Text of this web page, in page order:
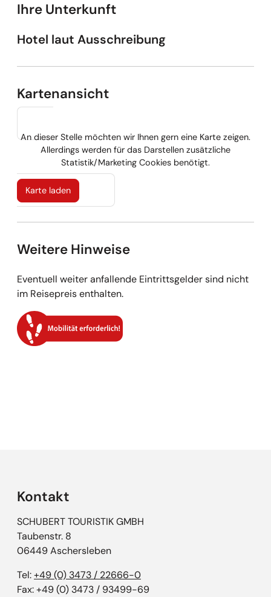
Ihre Unterkunft
Hotel laut Ausschreibung
Kartenansicht
An dieser Stelle möchten wir Ihnen gern eine Karte zeigen.
Allerdings werden für das Darstellen zusätzliche
Statistik/Marketing Cookies benötigt.
Karte laden
Weitere Hinweise
Eventuell weiter anfallende Eintrittsgelder sind nicht
im Reisepreis enthalten.
Kontakt
SCHUBERT TOURISTIK GMBH
Taubenstr. 8
06449 Aschersleben
Tel:+49 (0) 3473 / 22666-0
Fax: +49 (0) 3473 / 93499-69